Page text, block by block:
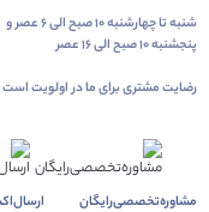
شنبه تا چهارشنبه ۱۰ صبح الی ۶ عصر و
پنجشنبه ۱۰ صبح الی ۱۶ عصر
رضایت مشتری برای ما در اولویت است
مشاوره‌تخصصی‌رایگان